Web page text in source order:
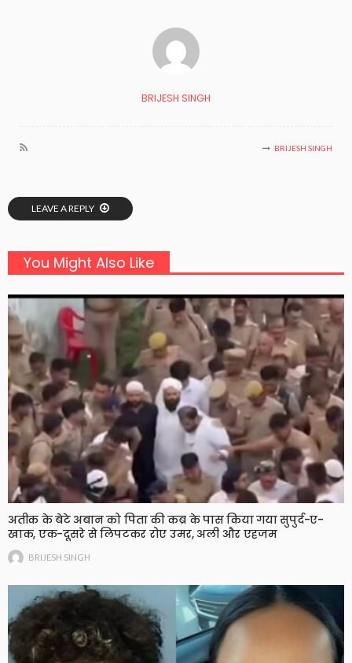
BRIJESH SINGH
BRIJESH SINGH
LEAVE A REPLY
You Might Also Like
अतीक के बेटे अबान को पिता की कब्र के पास किया गया सुपुर्द-ए-
खाक, एक-दूसरे से लिपटकर रोए उमर, अली और एहजम
BRIJESH SINGH